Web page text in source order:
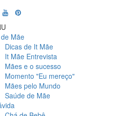
Mãe
Dicas de It Mãe
It Mãe Entrevista
Mães e o sucesso
Momento "Eu mereço"
Mães pelo Mundo
Saúde de Mãe